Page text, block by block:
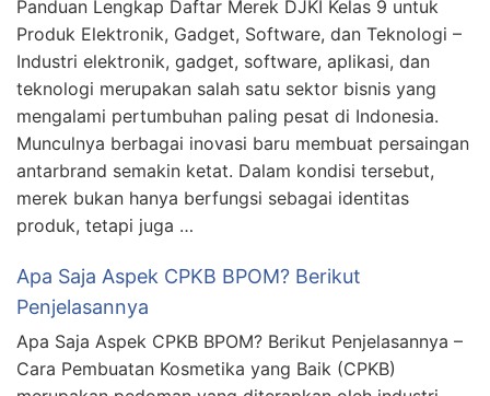
Panduan Lengkap Daftar Merek DJKI Kelas 9 untuk
Produk Elektronik, Gadget, Software, dan Teknologi –
Industri elektronik, gadget, software, aplikasi, dan
teknologi merupakan salah satu sektor bisnis yang
mengalami pertumbuhan paling pesat di Indonesia.
Munculnya berbagai inovasi baru membuat persaingan
antarbrand semakin ketat. Dalam kondisi tersebut,
merek bukan hanya berfungsi sebagai identitas
produk, tetapi juga …
Apa Saja Aspek CPKB BPOM? Berikut
Penjelasannya
Apa Saja Aspek CPKB BPOM? Berikut Penjelasannya –
Cara Pembuatan Kosmetika yang Baik (CPKB)